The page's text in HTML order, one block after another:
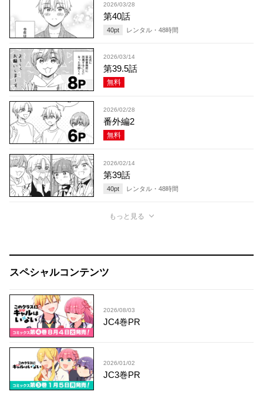
2026/03/28
第40話
40pt レンタル・ 48時間
2026/03/14
第39.5話
無料
2026/02/28
番外編2
無料
2026/02/14
第39話
40pt レンタル・ 48時間
もっと見る
スペシャルコンテンツ
2026/08/03
JC4巻PR
2026/01/02
JC3巻PR